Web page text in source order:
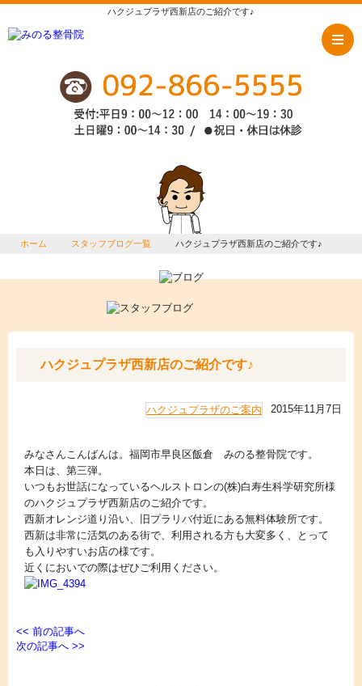
ハクジュプラザ西新店のご紹介です♪
ホーム スタッフブログ一覧 ハクジュプラザ西新店のご紹介です♪
ハクジュプラザ西新店のご紹介です♪
2015年11月7日
ハクジュプラザのご案内
みなさんこんばんは。福岡市早良区飯倉 みのる整骨院です。
本日は、第三弾。
いつもお世話になっているヘルストロンの(株)白寿生科学研究所様
のハクジュプラザ西新店のご紹介です。
西新オレンジ道り沿い、旧プラリバ付近にある無料体験所です。
西新は非常に活気のある街で、利用される方も大変多く、とって
も入りやすいお店の様です。
近くにおいでの際はぜひご利用ください。
<< 前の記事へ
次の記事へ >>